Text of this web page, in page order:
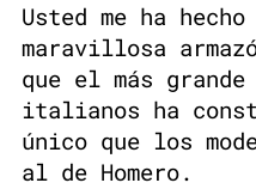
Usted me ha
maravillosa
que el más
italianos ha
único que los
al de Homero.